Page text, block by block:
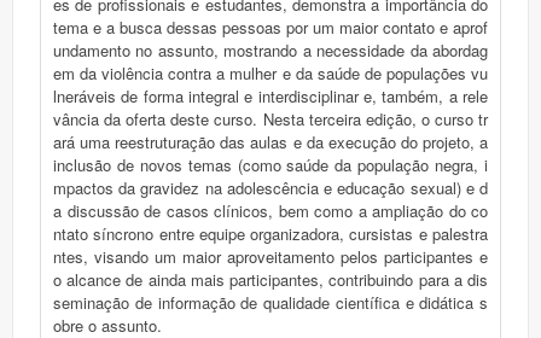
tema e a busca dessas pessoas por um maior contato e aprof
undamento no assunto, mostrando a necessidade da abordag
em da violência contra a mulher e da saúde de populações vu
lneráveis de forma integral e interdisciplinar e, também, a rele
vância da oferta deste curso. Nesta terceira edição, o curso tr
ará uma reestruturação das aulas e da execução do projeto, a
inclusão de novos temas (como saúde da população negra, i
mpactos da gravidez na adolescência e educação sexual) e d
a discussão de casos clínicos, bem como a ampliação do co
ntato síncrono entre equipe organizadora, cursistas e palestra
ntes, visando um maior aproveitamento pelos participantes e
o alcance de ainda mais participantes, contribuindo para a dis
seminação de informação de qualidade científica e didática s
obre o assunto.